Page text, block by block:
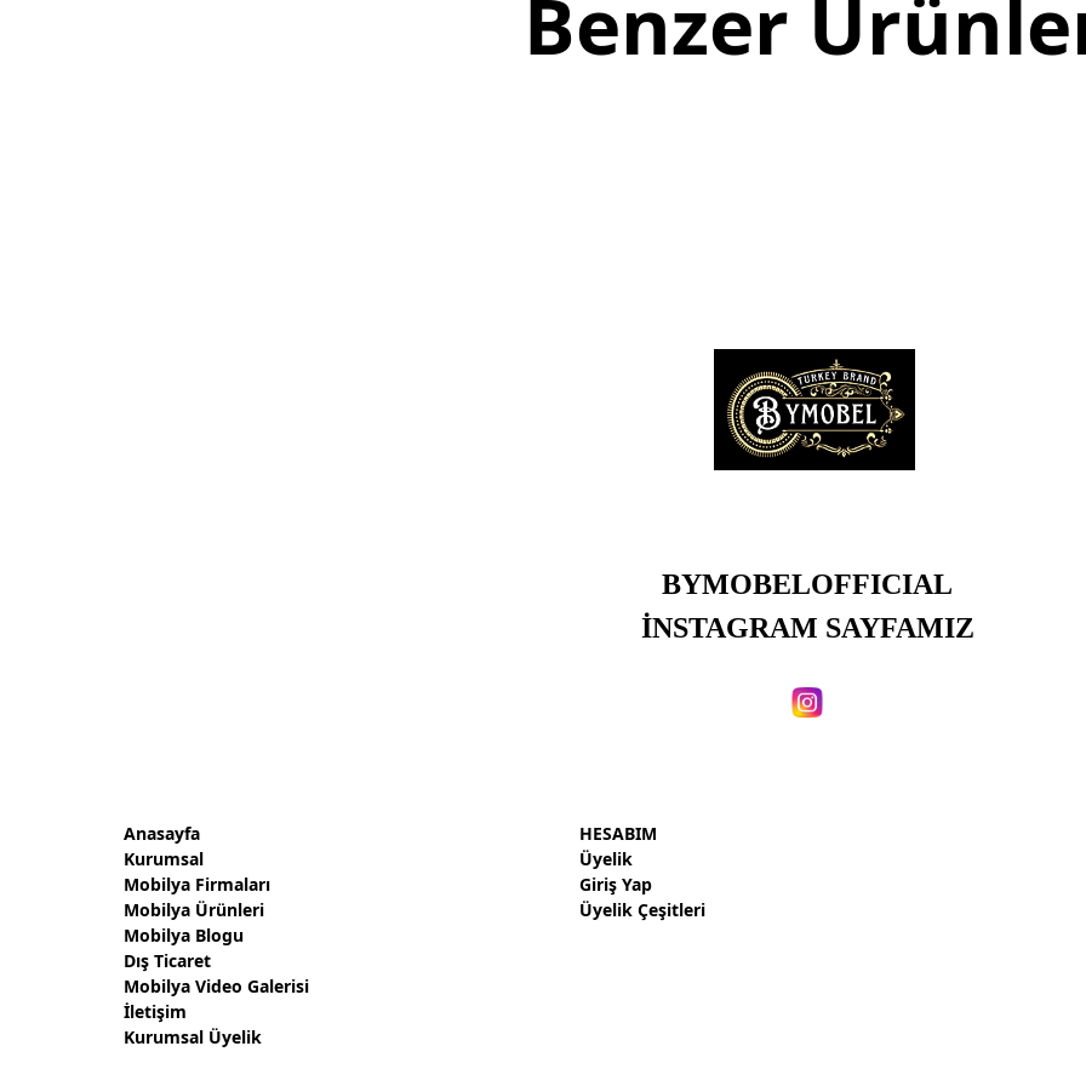
Benzer
BYMOBELOFFICIAL
İNSTAGRAM SAYFAMIZ
Anasayfa
Kurumsal
Mobilya Firmaları
Mobilya Ürünleri
Mobilya Blogu
Dış Ticaret
Mobilya Video Galerisi
İletişim
Kurumsal Üyelik
HESABIM
Üyelik
Giriş Yap
Üyelik Çeşitleri